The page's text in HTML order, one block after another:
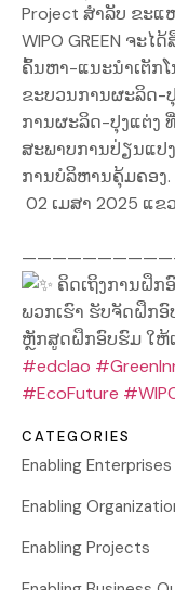
Project ສໍາລັບ ຂະແ
WIPO GREEN ຈະ
ຄົ້ນຫາ-ແນະນຳເຕັກ
ຂະບວນການຜະລິດ-
ການຜະລິດ-ປຸງແຕ່ງ
ສະພາບການປ່ຽນແປ
ການບໍລິຫານຄຸ້ມຄອງ.
02 ເມສາ 2025 ແຂ
ຄິດເຖິງການຝຶກ
ພວກເຮົາ ຮັບຈັດຝຶກ
ຫຼັກສູດຝຶກອົບຮົມ ໃຫ້
#edclao
#EcoFuture
CATEGORIES
Enabling
Enabling
Enabling Projects